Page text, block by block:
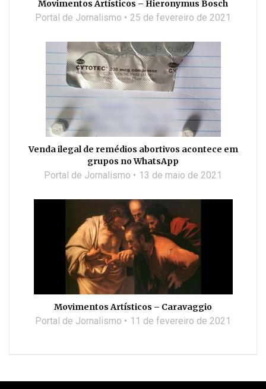
Movimentos Artísticos – Hieronymus Bosch
Portal de Jornalismo 25 de fevereiro de 2021
Venda ilegal de remédios abortivos acontece em
grupos no WhatsApp
Portal de Jornalismo 13 de maio de 2021
Movimentos Artísticos – Caravaggio
Portal de Jornalismo 11 de fevereiro de 2021